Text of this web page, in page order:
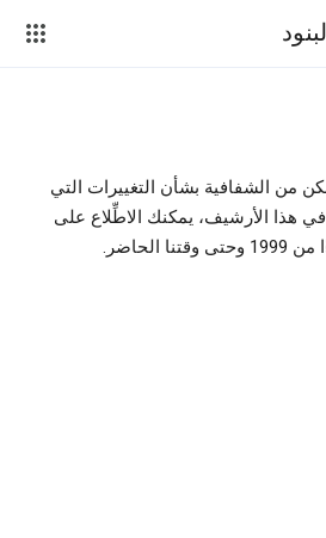
من الشفافية بشأن التغييرات التي
هذا الأرشيف، يمكنك الاطِّلاع على